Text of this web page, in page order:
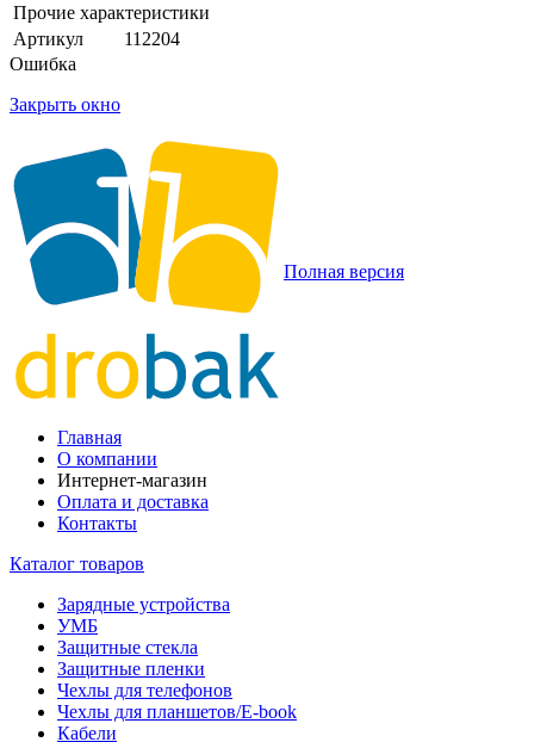
Прочие характеристики
Артикул
112204
Ошибка
Закрыть окно
Полная версия
Главная
О компании
Интернет-магазин
Оплата и доставка
Контакты
Каталог товаров
Зарядные устройства
УМБ
Защитные стекла
Защитные пленки
Чехлы для телефонов
Чехлы для планшетов/E-book
Кабели